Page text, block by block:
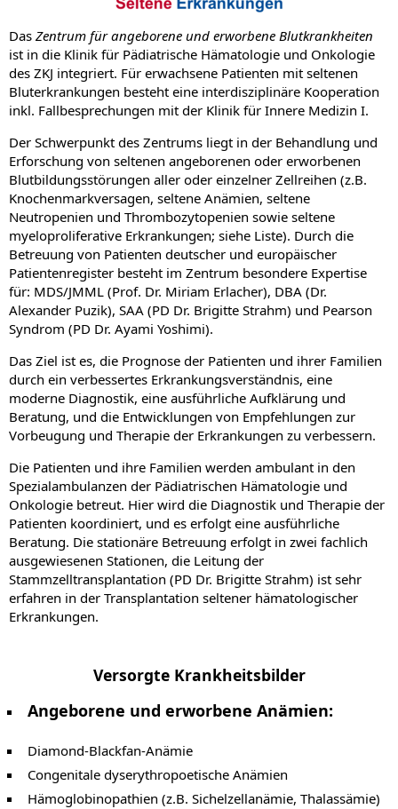
Das Zentrum für angeborene und erworbene Blutkrankheiten
ist in die Klinik für Pädiatrische Hämatologie und Onkologie
des ZKJ integriert. Für erwachsene Patienten mit seltenen
Bluterkrankungen besteht eine interdisziplinäre Kooperation
inkl. Fallbesprechungen mit der Klinik für Innere Medizin I.
Der Schwerpunkt des Zentrums liegt in der Behandlung und
Erforschung von seltenen angeborenen oder erworbenen
Blutbildungsstörungen aller oder einzelner Zellreihen (z.B.
Knochenmarkversagen, seltene Anämien, seltene
Neutropenien und Thrombozytopenien sowie seltene
myeloproliferative Erkrankungen; siehe Liste). Durch die
Betreuung von Patienten deutscher und europäischer
Patientenregister besteht im Zentrum besondere Expertise
für: MDS/JMML (Prof. Dr. Miriam Erlacher), DBA (Dr.
Alexander Puzik), SAA (PD Dr. Brigitte Strahm) und Pearson
Syndrom (PD Dr. Ayami Yoshimi).
Das Ziel ist es, die Prognose der Patienten und ihrer Familien
durch ein verbessertes Erkrankungsverständnis, eine
moderne Diagnostik, eine ausführliche Aufklärung und
Beratung, und die Entwicklungen von Empfehlungen zur
Vorbeugung und Therapie der Erkrankungen zu verbessern.
Die Patienten und ihre Familien werden ambulant in den
Spezialambulanzen der Pädiatrischen Hämatologie und
Onkologie betreut. Hier wird die Diagnostik und Therapie der
Patienten koordiniert, und es erfolgt eine ausführliche
Beratung. Die stationäre Betreuung erfolgt in zwei fachlich
ausgewiesenen Stationen, die Leitung der
Stammzelltransplantation (PD Dr. Brigitte Strahm) ist sehr
erfahren in der Transplantation seltener hämatologischer
Erkrankungen.
Versorgte Krankheitsbilder
Angeborene und erworbene Anämien:
Diamond-Blackfan-Anämie
Congenitale dyserythropoetische Anämien
Hämoglobinopathien (z.B. Sichelzellanämie, Thalassämie)